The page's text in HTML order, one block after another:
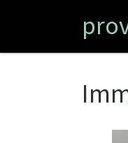
Zum Inhalt springen